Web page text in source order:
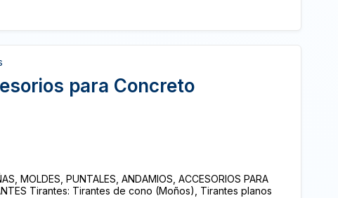
para Concreto
MOLDES, PUNTALES, ANDAMIOS, ACCESORIOS PARA
Tirantes: Tirantes de cono (Moños), Tirantes planos